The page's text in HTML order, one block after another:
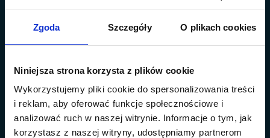
Zgoda Szczegóły O plikach cookies
Niniejsza strona korzysta z plików cookie
Wykorzystujemy pliki cookie do spersonalizowania treści
i reklam, aby oferować funkcje społecznościowe i
analizować ruch w naszej witrynie. Informacje o tym, jak
korzystasz z naszej witryny, udostępniamy partnerom